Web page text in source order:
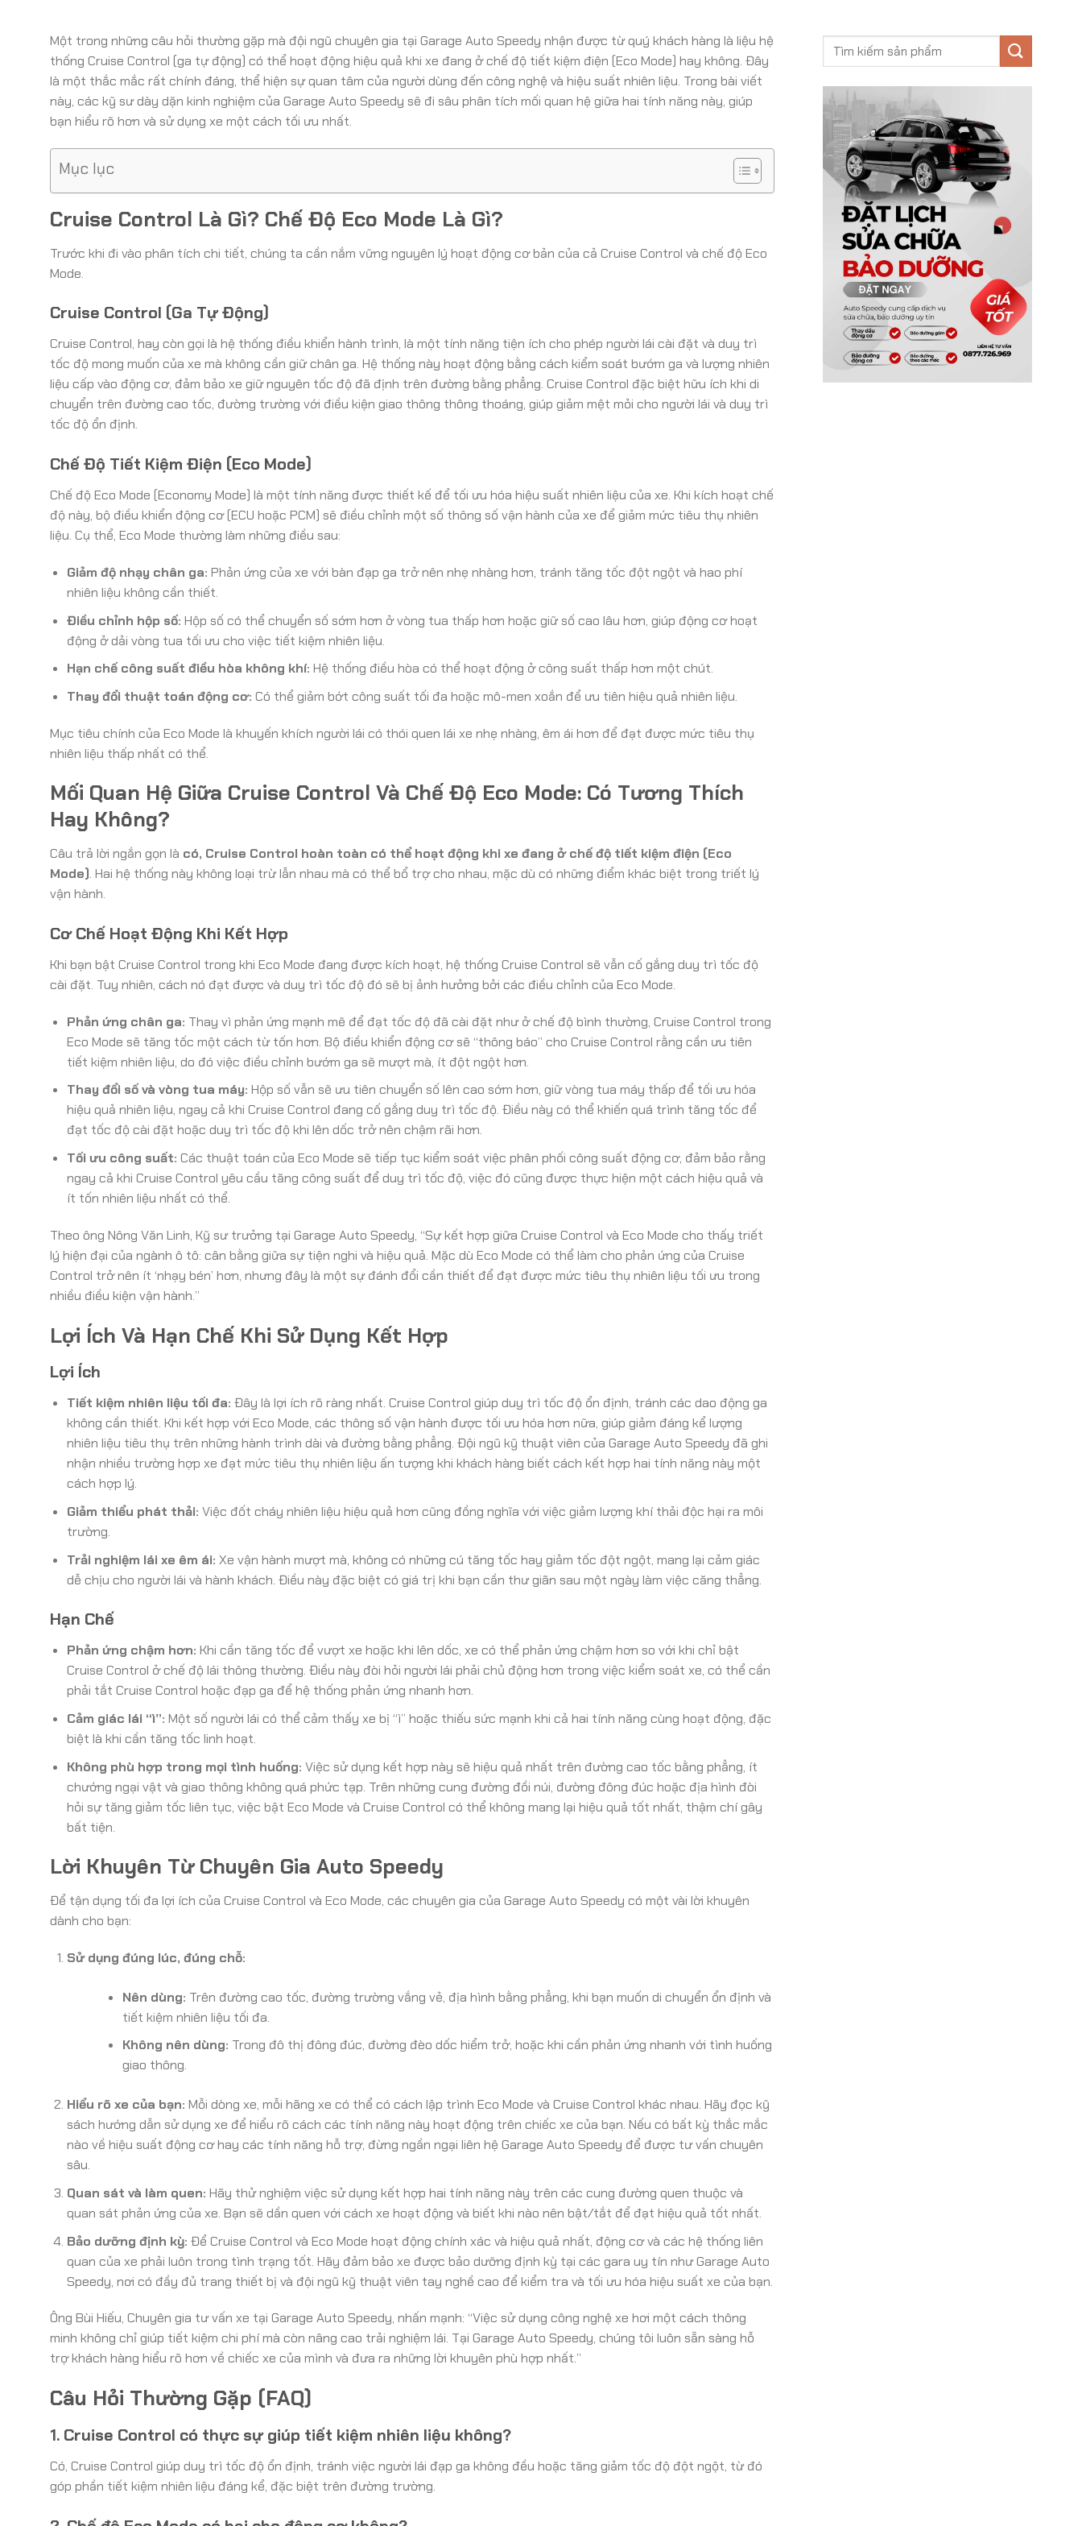
Một trong những câu hỏi thường gặp mà đội ngũ chuyên gia tại Garage Auto Speedy nhận được từ quý khách hàng là liệu hệ
thống Cruise Control (ga tự động) có thể hoạt động hiệu quả khi xe đang ở chế độ tiết kiệm điện (Eco Mode) hay không. Đây
là một thắc mắc rất chính đáng, thể hiện sự quan tâm của người dùng đến công nghệ và hiệu suất nhiên liệu. Trong bài viết
này, các kỹ sư dày dặn kinh nghiệm của Garage Auto Speedy sẽ đi sâu phân tích mối quan hệ giữa hai tính năng này, giúp
bạn hiểu rõ hơn và sử dụng xe một cách tối ưu nhất.
Mục lục
Cruise Control Là Gì? Chế Độ Eco Mode Là Gì?
Trước khi đi vào phân tích chi tiết, chúng ta cần nắm vững nguyên lý hoạt động cơ bản của cả Cruise Control và chế độ Eco
Mode.
Cruise Control (Ga Tự Động)
Cruise Control, hay còn gọi là hệ thống điều khiển hành trình, là một tính năng tiện ích cho phép người lái cài đặt và duy trì
tốc độ mong muốn của xe mà không cần giữ chân ga. Hệ thống này hoạt động bằng cách kiểm soát bướm ga và lượng nhiên
liệu cấp vào động cơ, đảm bảo xe giữ nguyên tốc độ đã định trên đường bằng phẳng. Cruise Control đặc biệt hữu ích khi di
chuyển trên đường cao tốc, đường trường với điều kiện giao thông thông thoáng, giúp giảm mệt mỏi cho người lái và duy trì
tốc độ ổn định.
Chế Độ Tiết Kiệm Điện (Eco Mode)
Chế độ Eco Mode (Economy Mode) là một tính năng được thiết kế để tối ưu hóa hiệu suất nhiên liệu của xe. Khi kích hoạt chế
độ này, bộ điều khiển động cơ (ECU hoặc PCM) sẽ điều chỉnh một số thông số vận hành của xe để giảm mức tiêu thụ nhiên
liệu. Cụ thể, Eco Mode thường làm những điều sau:
Giảm độ nhạy chân ga: Phản ứng của xe với bàn đạp ga trở nên nhẹ nhàng hơn, tránh tăng tốc đột ngột và hao phí
nhiên liệu không cần thiết.
Điều chỉnh hộp số: Hộp số có thể chuyển số sớm hơn ở vòng tua thấp hơn hoặc giữ số cao lâu hơn, giúp động cơ hoạt
động ở dải vòng tua tối ưu cho việc tiết kiệm nhiên liệu.
Hạn chế công suất điều hòa không khí: Hệ thống điều hòa có thể hoạt động ở công suất thấp hơn một chút.
Thay đổi thuật toán động cơ: Có thể giảm bớt công suất tối đa hoặc mô-men xoắn để ưu tiên hiệu quả nhiên liệu.
Mục tiêu chính của Eco Mode là khuyến khích người lái có thói quen lái xe nhẹ nhàng, êm ái hơn để đạt được mức tiêu thụ
nhiên liệu thấp nhất có thể.
Mối Quan Hệ Giữa Cruise Control Và Chế Độ Eco Mode: Có Tương Thích
Hay Không?
Câu trả lời ngắn gọn là có, Cruise Control hoàn toàn có thể hoạt động khi xe đang ở chế độ tiết kiệm điện (Eco
Mode). Hai hệ thống này không loại trừ lẫn nhau mà có thể bổ trợ cho nhau, mặc dù có những điểm khác biệt trong triết lý
vận hành.
Cơ Chế Hoạt Động Khi Kết Hợp
Khi bạn bật Cruise Control trong khi Eco Mode đang được kích hoạt, hệ thống Cruise Control sẽ vẫn cố gắng duy trì tốc độ
cài đặt. Tuy nhiên, cách nó đạt được và duy trì tốc độ đó sẽ bị ảnh hưởng bởi các điều chỉnh của Eco Mode.
Phản ứng chân ga: Thay vì phản ứng mạnh mẽ để đạt tốc độ đã cài đặt như ở chế độ bình thường, Cruise Control trong
Eco Mode sẽ tăng tốc một cách từ tốn hơn. Bộ điều khiển động cơ sẽ “thông báo” cho Cruise Control rằng cần ưu tiên
tiết kiệm nhiên liệu, do đó việc điều chỉnh bướm ga sẽ mượt mà, ít đột ngột hơn.
Thay đổi số và vòng tua máy: Hộp số vẫn sẽ ưu tiên chuyển số lên cao sớm hơn, giữ vòng tua máy thấp để tối ưu hóa
hiệu quả nhiên liệu, ngay cả khi Cruise Control đang cố gắng duy trì tốc độ. Điều này có thể khiến quá trình tăng tốc để
đạt tốc độ cài đặt hoặc duy trì tốc độ khi lên dốc trở nên chậm rãi hơn.
Tối ưu công suất: Các thuật toán của Eco Mode sẽ tiếp tục kiểm soát việc phân phối công suất động cơ, đảm bảo rằng
ngay cả khi Cruise Control yêu cầu tăng công suất để duy trì tốc độ, việc đó cũng được thực hiện một cách hiệu quả và
ít tốn nhiên liệu nhất có thể.
Theo ông Nông Văn Linh, Kỹ sư trưởng tại Garage Auto Speedy, “Sự kết hợp giữa Cruise Control và Eco Mode cho thấy triết
lý hiện đại của ngành ô tô: cân bằng giữa sự tiện nghi và hiệu quả. Mặc dù Eco Mode có thể làm cho phản ứng của Cruise
Control trở nên ít ‘nhạy bén’ hơn, nhưng đây là một sự đánh đổi cần thiết để đạt được mức tiêu thụ nhiên liệu tối ưu trong
nhiều điều kiện vận hành.”
Lợi Ích Và Hạn Chế Khi Sử Dụng Kết Hợp
Lợi Ích
Tiết kiệm nhiên liệu tối đa: Đây là lợi ích rõ ràng nhất. Cruise Control giúp duy trì tốc độ ổn định, tránh các dao động ga
không cần thiết. Khi kết hợp với Eco Mode, các thông số vận hành được tối ưu hóa hơn nữa, giúp giảm đáng kể lượng
nhiên liệu tiêu thụ trên những hành trình dài và đường bằng phẳng. Đội ngũ kỹ thuật viên của Garage Auto Speedy đã ghi
nhận nhiều trường hợp xe đạt mức tiêu thụ nhiên liệu ấn tượng khi khách hàng biết cách kết hợp hai tính năng này một
cách hợp lý.
Giảm thiểu phát thải: Việc đốt cháy nhiên liệu hiệu quả hơn cũng đồng nghĩa với việc giảm lượng khí thải độc hại ra môi
trường.
Trải nghiệm lái xe êm ái: Xe vận hành mượt mà, không có những cú tăng tốc hay giảm tốc đột ngột, mang lại cảm giác
dễ chịu cho người lái và hành khách. Điều này đặc biệt có giá trị khi bạn cần thư giãn sau một ngày làm việc căng thẳng.
Hạn Chế
Phản ứng chậm hơn: Khi cần tăng tốc để vượt xe hoặc khi lên dốc, xe có thể phản ứng chậm hơn so với khi chỉ bật
Cruise Control ở chế độ lái thông thường. Điều này đòi hỏi người lái phải chủ động hơn trong việc kiểm soát xe, có thể cần
phải tắt Cruise Control hoặc đạp ga để hệ thống phản ứng nhanh hơn.
Cảm giác lái “ì”: Một số người lái có thể cảm thấy xe bị “ì” hoặc thiếu sức mạnh khi cả hai tính năng cùng hoạt động, đặc
biệt là khi cần tăng tốc linh hoạt.
Không phù hợp trong mọi tình huống: Việc sử dụng kết hợp này sẽ hiệu quả nhất trên đường cao tốc bằng phẳng, ít
chướng ngại vật và giao thông không quá phức tạp. Trên những cung đường đồi núi, đường đông đúc hoặc địa hình đòi
hỏi sự tăng giảm tốc liên tục, việc bật Eco Mode và Cruise Control có thể không mang lại hiệu quả tốt nhất, thậm chí gây
bất tiện.
Lời Khuyên Từ Chuyên Gia Auto Speedy
Để tận dụng tối đa lợi ích của Cruise Control và Eco Mode, các chuyên gia của Garage Auto Speedy có một vài lời khuyên
dành cho bạn:
Sử dụng đúng lúc, đúng chỗ:
Nên dùng: Trên đường cao tốc, đường trường vắng vẻ, địa hình bằng phẳng, khi bạn muốn di chuyển ổn định và
tiết kiệm nhiên liệu tối đa.
Không nên dùng: Trong đô thị đông đúc, đường đèo dốc hiểm trở, hoặc khi cần phản ứng nhanh với tình huống
giao thông.
Hiểu rõ xe của bạn: Mỗi dòng xe, mỗi hãng xe có thể có cách lập trình Eco Mode và Cruise Control khác nhau. Hãy đọc kỹ
sách hướng dẫn sử dụng xe để hiểu rõ cách các tính năng này hoạt động trên chiếc xe của bạn. Nếu có bất kỳ thắc mắc
nào về hiệu suất động cơ hay các tính năng hỗ trợ, đừng ngần ngại liên hệ Garage Auto Speedy để được tư vấn chuyên
sâu.
Quan sát và làm quen: Hãy thử nghiệm việc sử dụng kết hợp hai tính năng này trên các cung đường quen thuộc và
quan sát phản ứng của xe. Bạn sẽ dần quen với cách xe hoạt động và biết khi nào nên bật/tắt để đạt hiệu quả tốt nhất.
Bảo dưỡng định kỳ: Để Cruise Control và Eco Mode hoạt động chính xác và hiệu quả nhất, động cơ và các hệ thống liên
quan của xe phải luôn trong tình trạng tốt. Hãy đảm bảo xe được bảo dưỡng định kỳ tại các gara uy tín như Garage Auto
Speedy, nơi có đầy đủ trang thiết bị và đội ngũ kỹ thuật viên tay nghề cao để kiểm tra và tối ưu hóa hiệu suất xe của bạn.
Ông Bùi Hiếu, Chuyên gia tư vấn xe tại Garage Auto Speedy, nhấn mạnh: “Việc sử dụng công nghệ xe hơi một cách thông
minh không chỉ giúp tiết kiệm chi phí mà còn nâng cao trải nghiệm lái. Tại Garage Auto Speedy, chúng tôi luôn sẵn sàng hỗ
trợ khách hàng hiểu rõ hơn về chiếc xe của mình và đưa ra những lời khuyên phù hợp nhất.”
Câu Hỏi Thường Gặp (FAQ)
1. Cruise Control có thực sự giúp tiết kiệm nhiên liệu không?
Có, Cruise Control giúp duy trì tốc độ ổn định, tránh việc người lái đạp ga không đều hoặc tăng giảm tốc độ đột ngột, từ đó
góp phần tiết kiệm nhiên liệu đáng kể, đặc biệt trên đường trường.